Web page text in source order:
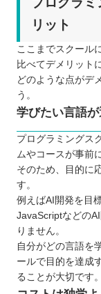
リット
ここまでスクール
比べてデメリット
どのような点がデ
う。
学びたい言語
プログラミングス
ムやコースが事前
そのため、目的に
す。
例えばAI開発を目
JavaScriptなどの
りません。
自分がどの言語を
ールで目的を達成
ることが大切です。